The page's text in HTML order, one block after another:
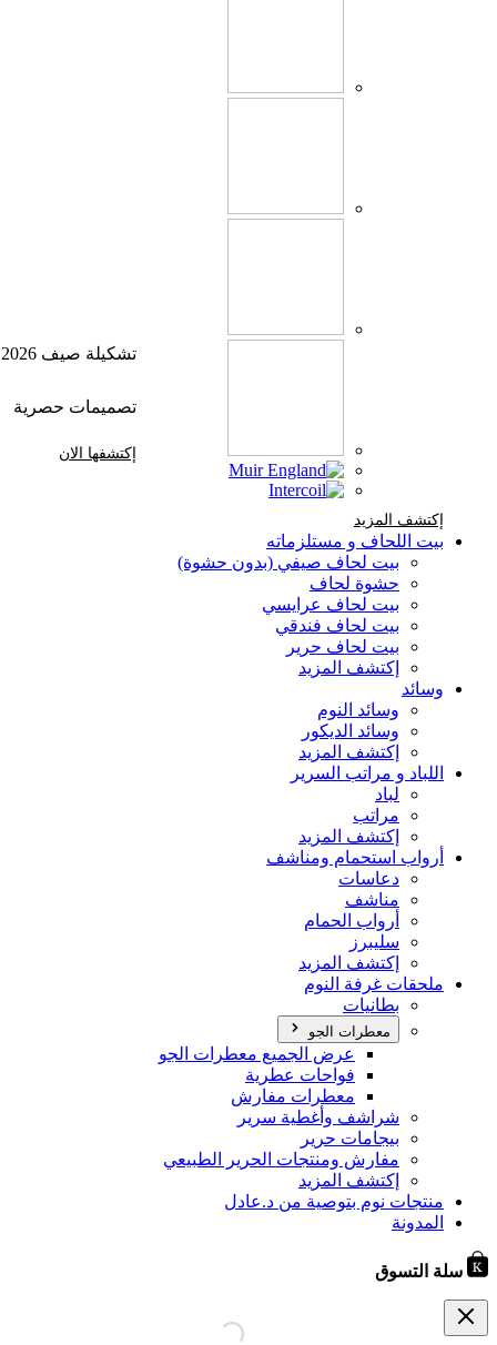
إكتشف المزيد
تشكيلة صيف 2026
تصميمات حصرية
إكتشفها الان
بيت اللحاف و مستلزماته
بيت لحاف صيفي (بدون حشوة)
حشوة لحاف
بيت لحاف عرايسي
بيت لحاف فندقي
بيت لحاف حرير
إكتشف المزيد
وسائد
وسائد النوم
وسائد الديكور
إكتشف المزيد
اللباد و مراتب السرير
لباد
مراتب
إكتشف المزيد
أرواب استحمام ومناشف
دعاسات
مناشف
أرواب الحمام
سليبرز
إكتشف المزيد
ملحقات غرفة النوم
بطانيات
معطرات الجو
عرض الجميع معطرات الجو
فواحات عطرية
معطرات مفارش
شراشف وأغطية سرير
بيجامات حرير
مفارش ومنتجات الحرير الطبيعي
إكتشف المزيد
منتجات نوم بتوصية من د.عادل
المدونة
سلة التسوق